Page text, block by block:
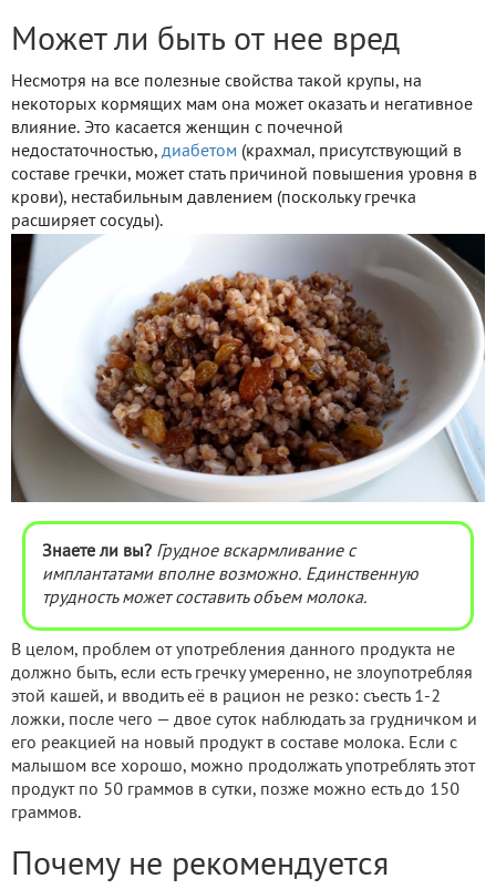
Может ли быть от нее вред
Несмотря на все полезные свойства такой крупы, на
некоторых кормящих мам она может оказать и негативное
влияние. Это касается женщин с почечной
недостаточностью, диабетом (крахмал, присутствующий в
составе гречки, может стать причиной повышения уровня в
крови), нестабильным давлением (поскольку гречка
расширяет сосуды).
Знаете ли вы? Грудное вскармливание с
имплантатами вполне возможно. Единственную
трудность может составить объем молока.
В целом, проблем от употребления данного продукта не
должно быть, если есть гречку умеренно, не злоупотребляя
этой кашей, и вводить её в рацион не резко: съесть 1-2
ложки, после чего — двое суток наблюдать за грудничком и
его реакцией на новый продукт в составе молока. Если с
малышом все хорошо, можно продолжать употреблять этот
продукт по 50 граммов в сутки, позже можно есть до 150
граммов.
Почему не рекомендуется